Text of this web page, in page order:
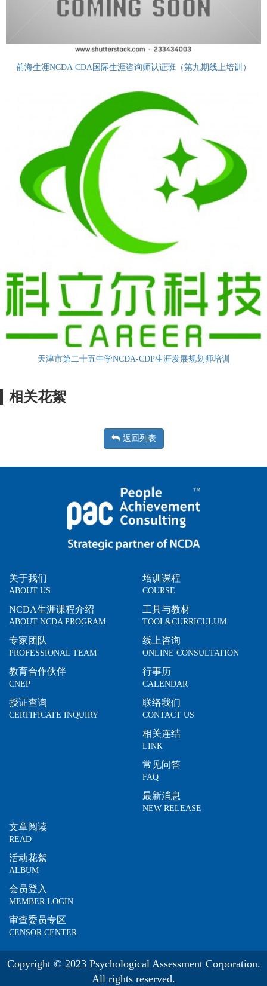
前海生涯NCDA CDA国际生涯咨询师认证班（第九期线上培训）
天津市第二十五中学NCDA-CDP生涯发展规划师培训
相关花絮
返回列表
关于我们
ABOUT US
NCDA生涯课程介绍
ABOUT NCDA PROGRAM
专家团队
PROFESSIONAL TEAM
教育合作伙伴
CNEP
授证查询
CERTIFICATE INQUIRY
培训课程
COURSE
工具与教材
TOOL&CURRICULUM
线上咨询
ONLINE CONSULTATION
行事历
CALENDAR
联络我们
CONTACT US
相关连结
LINK
常见问答
FAQ
最新消息
NEW RELEASE
文章阅读
READ
活动花絮
ALBUM
会员登入
MEMBER LOGIN
审查委员专区
CENSOR CENTER
Copyright © 2023 Psychological Assessment Corporation.
All rights reserved.